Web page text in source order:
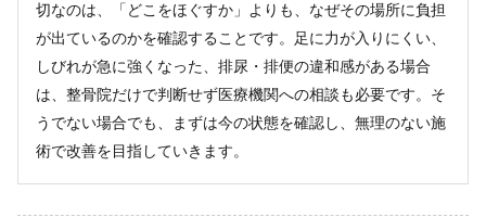
切なのは、「どこをほぐすか」よりも、なぜその場所に負担
が出ているのかを確認することです。足に力が入りにくい、
しびれが急に強くなった、排尿・排便の違和感がある場合
は、整骨院だけで判断せず医療機関への相談も必要です。そ
うでない場合でも、まずは今の状態を確認し、無理のない施
術で改善を目指していきます。